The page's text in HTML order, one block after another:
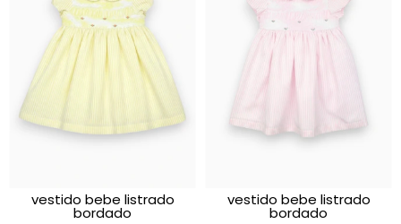
vestido bebe listrado
bordado
vestido bebe listrado
bordado